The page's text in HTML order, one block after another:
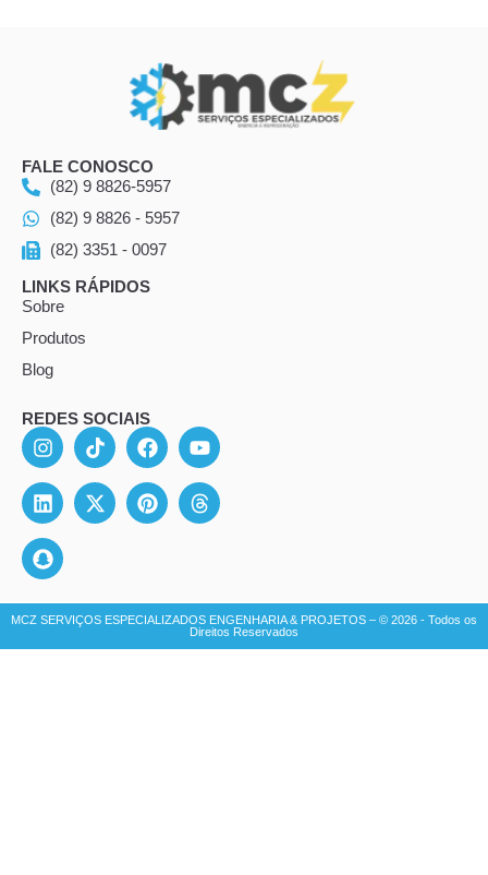
FALE CONOSCO
(82) 9 8826-5957
(82) 9 8826 - 5957
(82) 3351 - 0097
LINKS RÁPIDOS
Sobre
Produtos
Blog
REDES SOCIAIS
MCZ SERVIÇOS ESPECIALIZADOS ENGENHARIA & PROJETOS – © 2026 - Todos os
Direitos Reservados